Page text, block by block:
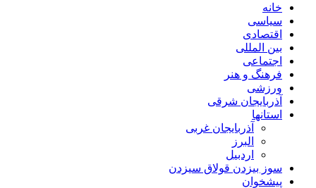
خانه
سیاسی
اقتصادی
بین المللی
اجتماعی
فرهنگ و هنر
ورزشی
آذربایجان شرقی
استانها
آذربایجان غربی
البرز
اردبیل
سوز بیزدن قولاق سیزدن
پیشخوان